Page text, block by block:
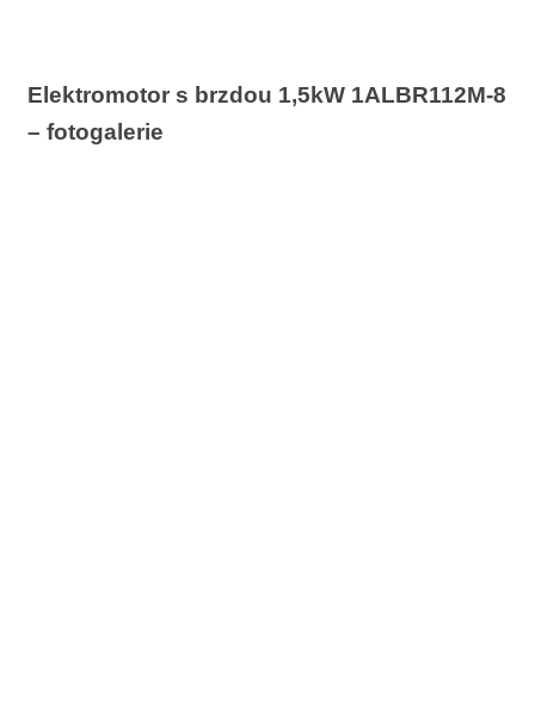
Elektromotor s brzdou 1,5kW 1ALBR112M-8
– fotogalerie